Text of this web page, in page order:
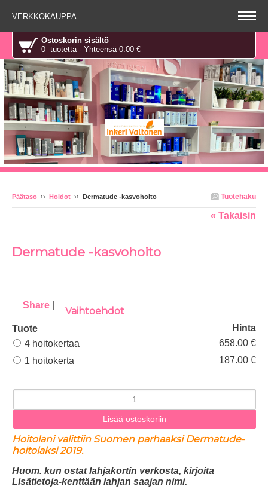
VERKKOKAUPPA
Ostoskorin sisältö
0 tuotetta - Yhteensä 0.00 €
Tuotehaku
Päätaso ›› Hoidot ›› Dermatude -kasvohoito
« Takaisin
Dermatude -kasvohoito
Share
Vaihtoehdot
Tuote
Hinta
4 hoitokertaa
658.00 €
1 hoitokerta
187.00 €
Hoitolani valittiin Suomen parhaaksi Dermatude-
hoitolaksi 2019.
Huom. kun ostat lahjakortin verkosta, kirjoita
Lisätietoja-kenttään lahjan saajan nimi.